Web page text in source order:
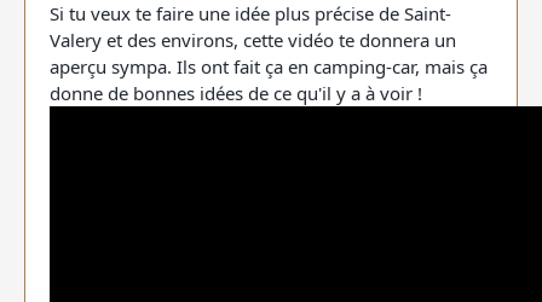
Si tu veux te faire une idée plus précise de Saint-
Valery et des environs, cette vidéo te donnera un
aperçu sympa. Ils ont fait ça en camping-car, mais ça
donne de bonnes idées de ce qu'il y a à voir !